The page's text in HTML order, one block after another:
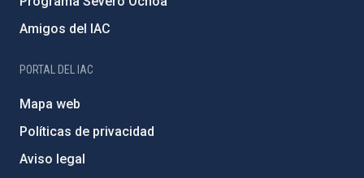
Amigos del IAC
PORTAL DEL IAC
Mapa web
Políticas de privacidad
Aviso legal